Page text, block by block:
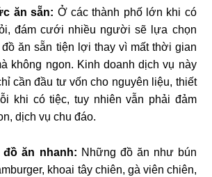
ăn sẵn: Ở các thành phố lớn khi có
đám cưới nhiều người sẽ lựa chọn
ăn sẵn tiện lợi thay vì mất thời gian
không ngon. Kinh doanh dịch vụ này
cần đầu tư vốn cho nguyên liệu, thiết
khi có tiệc, tuy nhiên vẫn phải đảm
dịch vụ chu đáo.
đồ ăn nhanh: Những đồ ăn như bún
khoai tây chiên, gà viên chiên,